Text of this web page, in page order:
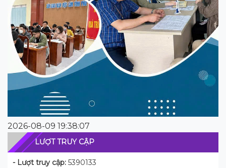
2026-08-09 19:38:07
LƯỢT TRUY CẬP
- Lượt truy cập: 5390133